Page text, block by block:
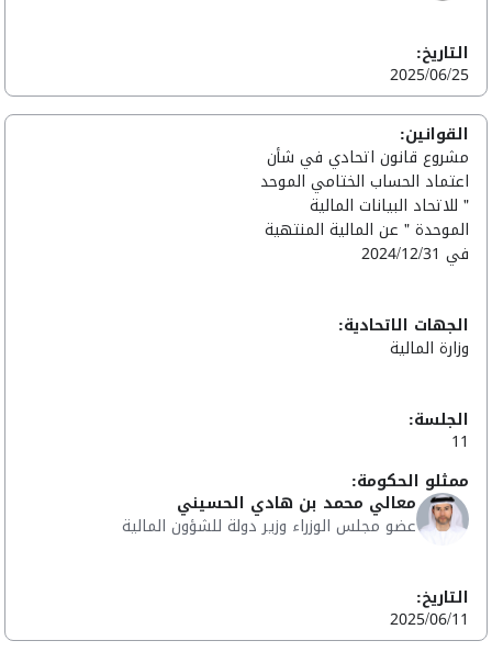
التاريخ:
2025/06/25
القوانين:
مشروع قانون اتحادي في شأن
اعتماد الحساب الختامي الموحد
" للاتحاد البيانات المالية
الموحدة " عن المالية المنتهية
في 2024/12/31
الجهات الاتحادية:
وزارة المالية
الجلسة:
11
ممثلو الحكومة:
معالي محمد بن هادي الحسيني
عضو مجلس الوزراء وزير دولة للشؤون المالية
التاريخ:
2025/06/11